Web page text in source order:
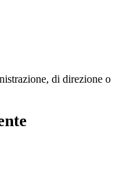
di direzione o